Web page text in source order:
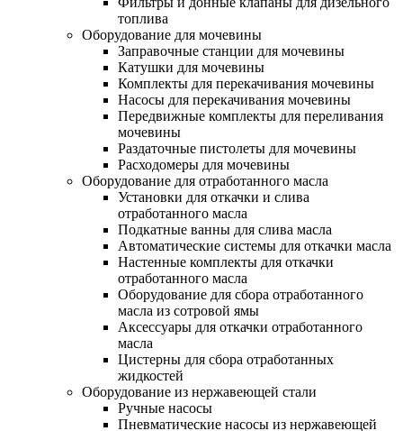
топлива
Оборудование для мочевины
Заправочные станции для мочевины
Катушки для мочевины
Комплекты для перекачивания мочевины
Насосы для перекачивания мочевины
Передвижные комплекты для переливания
мочевины
Раздаточные пистолеты для мочевины
Расходомеры для мочевины
Оборудование для отработанного масла
Установки для откачки и слива
отработанного масла
Подкатные ванны для слива масла
Автоматические системы для откачки масла
Настенные комплекты для откачки
отработанного масла
Оборудование для сбора отработанного
масла из сотровой ямы
Аксессуары для откачки отработанного
масла
Цистерны для сбора отработанных
жидкостей
Оборудование из нержавеющей стали
Ручные насосы
Пневматические насосы из нержавеющей